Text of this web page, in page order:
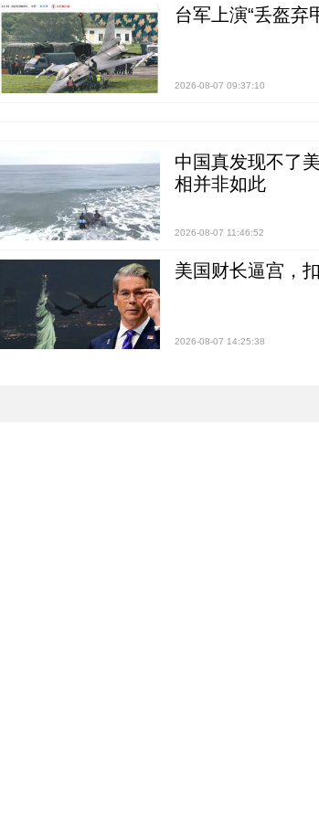
台军上演“丢盔弃
2026-08-07 09:37:10
中国真发现不了
相并非如此
2026-08-07 11:46:52
美国财长逼宫，
2026-08-07 14:25:38